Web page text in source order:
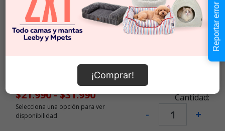
Seleccionar Peso
10 KG
$31.990
Cantidad:
- +
$21.990-$31.990
Selecciona una opción para ver
disponibilidad
¡Comprar!
Reportar error